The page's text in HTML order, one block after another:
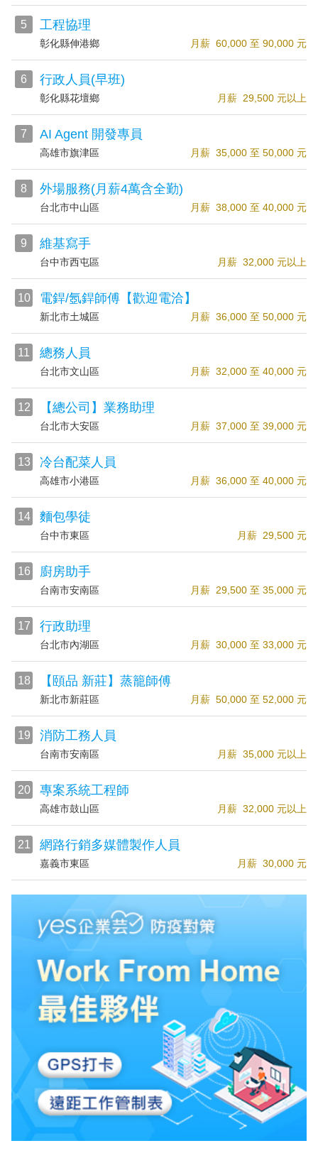
5 工程協理
彰化縣伸港鄉 月薪 60,000 至 90,000 元
6 行政人員(早班)
彰化縣花壇鄉 月薪 29,500 元以上
7 AI Agent 開發專員
高雄市旗津區 月薪 35,000 至 50,000 元
8 外場服務(月薪4萬含全勤)
台北市中山區 月薪 38,000 至 40,000 元
9 維基寫手
台中市西屯區 月薪 32,000 元以上
10 電銲/氬銲師傅【歡迎電洽】
新北市土城區 月薪 36,000 至 50,000 元
11 總務人員
台北市文山區 月薪 32,000 至 40,000 元
12 【總公司】業務助理
台北市大安區 月薪 37,000 至 39,000 元
13 冷台配菜人員
高雄市小港區 月薪 36,000 至 40,000 元
14 麵包學徒
台中市東區 月薪 29,500 元
16 廚房助手
台南市安南區 月薪 29,500 至 35,000 元
17 行政助理
台北市內湖區 月薪 30,000 至 33,000 元
18 【頤品 新莊】蒸籠師傅
新北市新莊區 月薪 50,000 至 52,000 元
19 消防工務人員
台南市安南區 月薪 35,000 元以上
20 專案系統工程師
高雄市鼓山區 月薪 32,000 元以上
21 網路行銷多媒體製作人員
嘉義市東區 月薪 30,000 元